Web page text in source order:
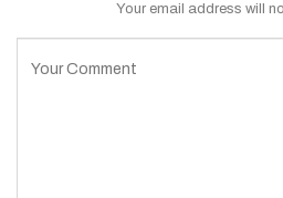
Your email address will